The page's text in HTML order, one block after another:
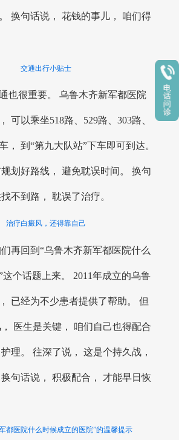
换句话说， 花钱的事儿， 咱们得
交通出行小贴士
也很重要。 乌鲁木齐新军都医院
可以乘坐518路、529路、303路、
， 到“第九大队站”下车即可到达。
划好路线， 避免耽误时间。 换句
不到路， 耽误了治疗。
治疗白癜风，还得靠自己
再回到“乌鲁木齐新军都医院什么
这个话题上来。 2011年成立的乌鲁
已经为不少患者提供了帮助。 但
医生是关键， 咱们自己也得配合
理。 往深了说， 这是个持久战，
句话说， 积极配合， 才能早日恢
都医院什么时候成立的医院”的温馨提示